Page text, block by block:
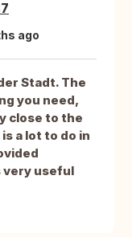
ago
Stadt. The
you need,
close to the
a lot to do in
very useful